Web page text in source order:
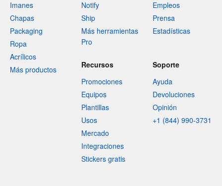
Imanes
Chapas
Packaging
Ropa
Acrílicos
Más productos
Notify
Ship
Más herramientas
Pro
Empleos
Prensa
Estadísticas
Recursos
Promociones
Equipos
Plantillas
Usos
Mercado
Integraciones
Stickers gratis
Soporte
Ayuda
Devoluciones
Opinión
+1 (844) 990-3731